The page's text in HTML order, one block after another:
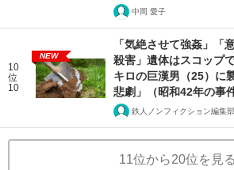
中岡 愛子
10
位
10
NEW
「気絶させて強姦」「
殺害」遺体はスコップ
キロの巨漢男（25）に
悲劇」（昭和42年の事件
鉄人ノンフィクション編集部
11位から20位を見る